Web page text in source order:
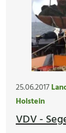
25.06.2017
Holstein
VDV -